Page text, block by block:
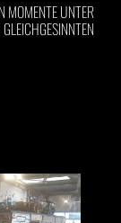
MOMENTE UNTER
GLEICHGESINNTEN